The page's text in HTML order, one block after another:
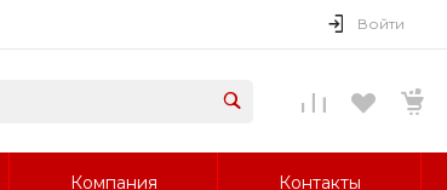
Войти
Компания Контакты